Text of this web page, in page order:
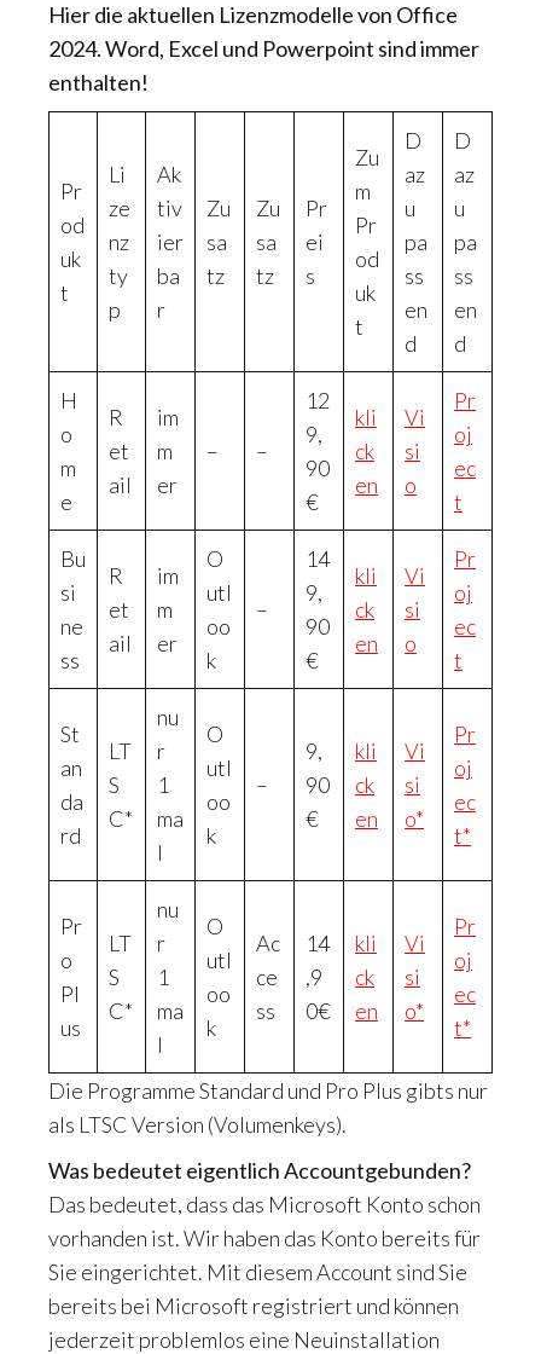
Hier die aktuellen Lizenzmodellevon Office
2024. Word, Excel und Powerpoint sind immer
enthalten!
Pr
od
uk
t
Li
ze
nz
ty
p
Ak
tiv
ier
ba
r
Zu
sa
tz
Zu
sa
tz
Pr
ei
s
Zu
m
Pr
od
uk
t
D
az
u
pa
ss
en
d
D
az
u
pa
ss
en
d
H
o
m
e
R
et
ail
im
m
er
– –
12
9,
90
€
kli
ck
en
Vi
si
o
Pr
oj
ec
t
Bu
si
ne
ss
R
et
ail
im
m
er
O
utl
oo
k
–
14
9,
90
€
kli
ck
en
Vi
si
o
Pr
oj
ec
t
St
an
da
rd
LT
S
C*
nu
r
1
ma
l
O
utl
oo
k
–
9,
90
€
kli
ck
en
Vi
si
o*
Pr
oj
ec
t*
Pr
o
Pl
us
LT
S
C*
nu
r
1
ma
l
O
utl
oo
k
Ac
ce
ss
14
,9
0€
kli
ck
en
Vi
si
o*
Pr
oj
ec
t*
Die Programme Standard und Pro Plus gibts nur
als LTSC Version (Volumenkeys).
Was bedeutet eigentlich Accountgebunden?
Das bedeutet, dass das Microsoft Konto schon
vorhanden ist. Wir haben das Konto bereits für
Sie eingerichtet. Mit diesem Account sind Sie
bereits bei Microsoft registriert und können
jederzeit problemlos eine Neuinstallation